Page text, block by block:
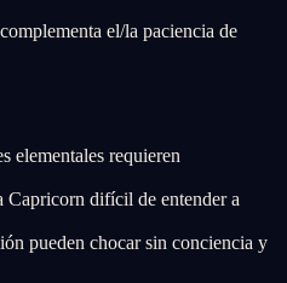
el/la paciencia de
elementales requieren
Capricorn difícil de entender a
pueden chocar sin conciencia y